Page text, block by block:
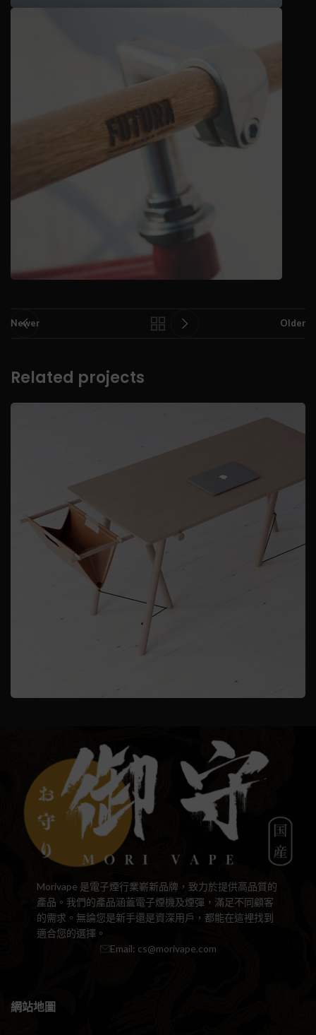
Newer Older
Related projects
Morivape 是電子煙行業嶄新品牌，致力於提供高品質的
產品。我們的產品涵蓋電子煙機及煙彈，滿足不同顧客
的需求。無論您是新手還是資深用戶，都能在這裡找到
適合您的選擇。
Email: cs@morivape.com
網站地圖